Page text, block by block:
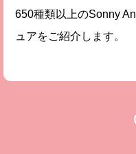
650種類以上のSonny
ュアをご紹介します。